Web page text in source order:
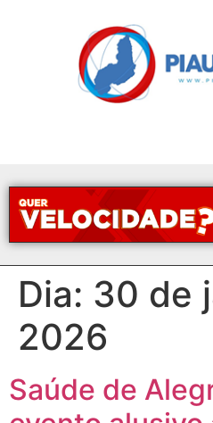
Dia: 30 de
2026
Saúde de